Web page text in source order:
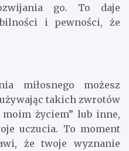
go. To daje
i pewności, że
miłosnego możesz
takich zwrotów
moim życiem” lub inne,
uczucia. To moment
że twoje wyznanie